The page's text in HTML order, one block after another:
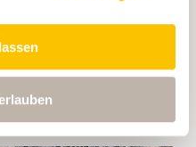
das Gletschertor als
– und auch mir –